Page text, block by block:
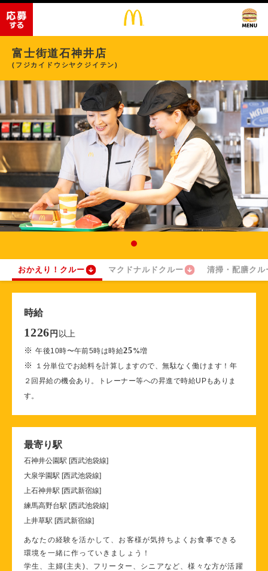
富士街道石神井店
(フジカイドウシヤクジイテン)
おかえり！クルー マクドナルドクルー 清掃・配膳クル
時給
1226 円 以上
※午後10時〜午前5時は時給25%増
※
１分単位でお給料を計算しますので、無駄なく働けます！年
２回昇給の機会あり。トレーナー等への昇進で時給UPもありま
す。
最寄り駅
石神井公園駅 [西武池袋線]
大泉学園駅 [西武池袋線]
上石神井駅 [西武新宿線]
練馬高野台駅 [西武池袋線]
上井草駅 [西武新宿線]
あなたの経験を活かして、お客様が気持ちよくお食事できる
環境を一緒に作っていきましょう！
学生、主婦(主夫)、フリーター、シニアなど、様々な方が活躍